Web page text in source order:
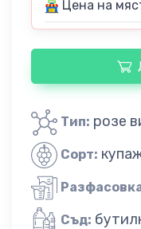
Цена на
Тип: розе
Сорт:
Съд: